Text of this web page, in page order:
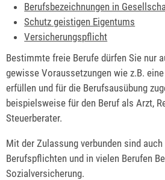
Berufsbezeichnungen in
Schutz geistigen Eigentums
Versicherungspflicht
Bestimmte freie Berufe dürfen Sie nur
gewisse Voraussetzungen wie z.B.
erfüllen und für die Berufsausübung
beispielsweise für den Beruf als Arzt,
Steuerberater.
Mit der Zulassung verbunden sind
Berufspflichten und in vielen Berufen
Sozialversicherung.